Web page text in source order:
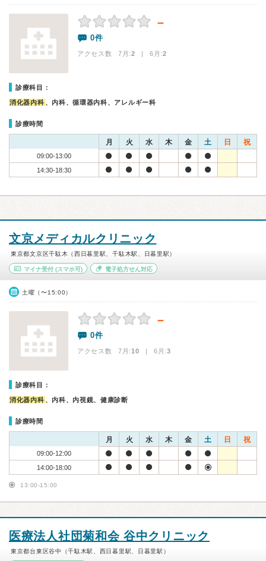
－
0件
アクセス数 7月:2 | 6月:2
診療科目：
消化器内科 、内科、循環器内科、アレルギー科
診療時間
月 火 水 木 金 土 日 祝
09:00-13:00
14:30-18:30
文京メディカルクリニック
東京都文京区千駄木（西日暮里駅、千駄木駅、日暮里駅）
マイナ受付 (スマホ可) 電子処方せん対応
土曜（〜15:00）
－
0件
アクセス数 7月:10 | 6月:3
診療科目：
消化器内科 、内科、内視鏡、健康診断
診療時間
月 火 水 木 金 土 日 祝
09:00-12:00
14:00-18:00
13:00-15:00
医療法人社団菊和会 谷中クリニック
東京都台東区谷中（千駄木駅、西日暮里駅、日暮里駅）